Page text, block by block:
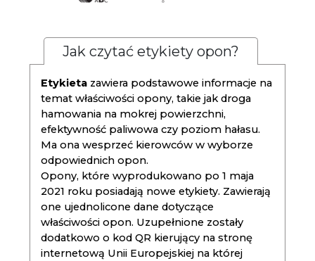
Jak czytać etykiety opon?
Etykieta zawiera podstawowe informacje na
temat właściwości opony, takie jak droga
hamowania na mokrej powierzchni,
efektywność paliwowa czy poziom hałasu.
Ma ona wesprzeć kierowców w wyborze
odpowiednich opon.
Opony, które wyprodukowano po 1 maja
2021 roku posiadają nowe etykiety. Zawierają
one ujednolicone dane dotyczące
właściwości opon. Uzupełnione zostały
dodatkowo o kod QR kierujący na stronę
internetową Unii Europejskiej na której